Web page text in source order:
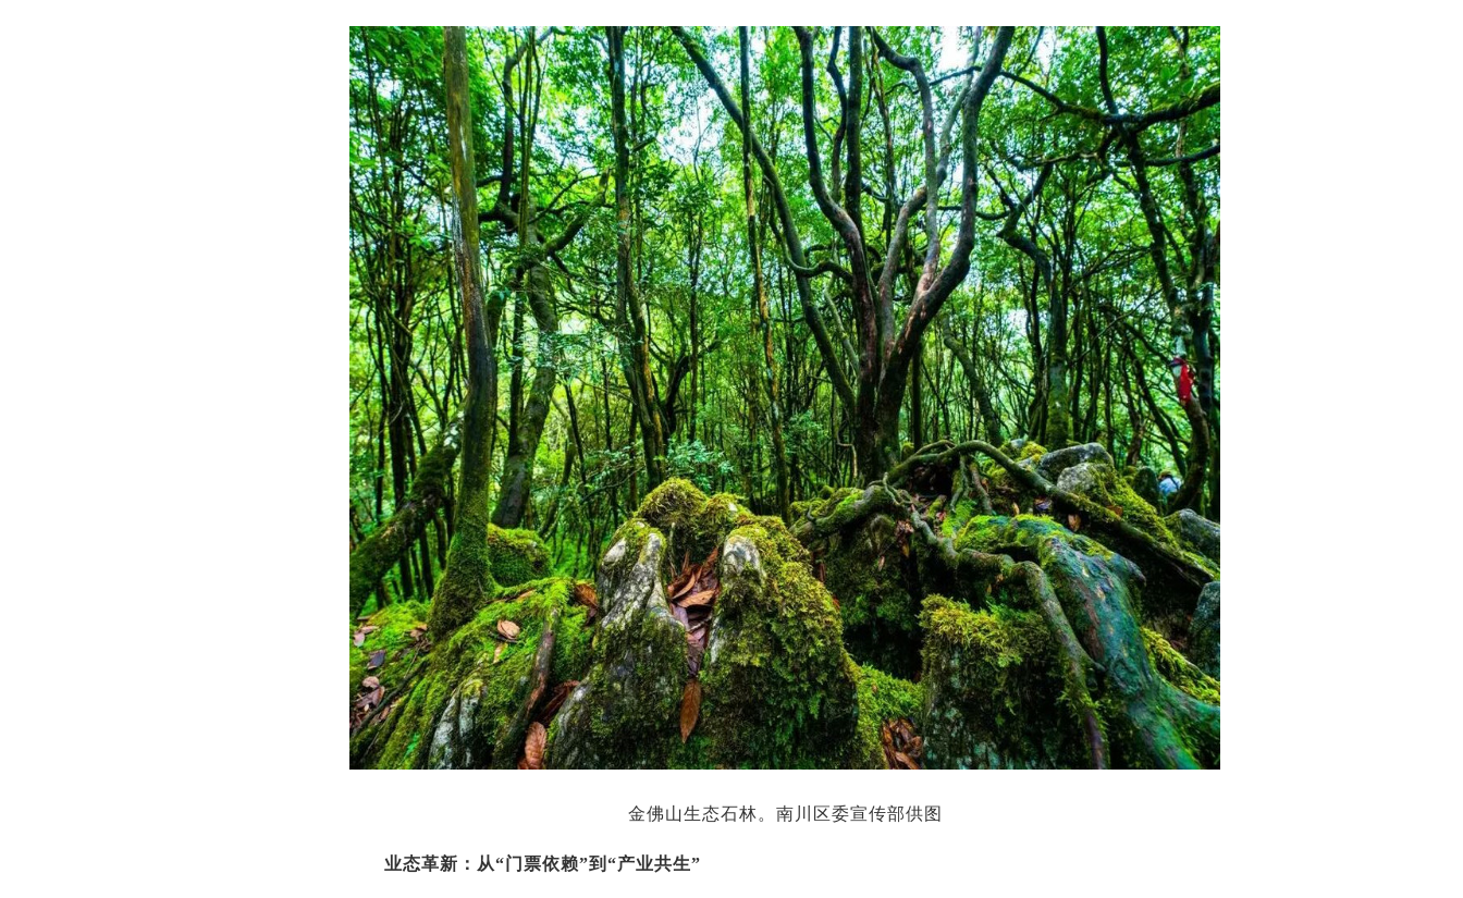
金佛山生态石林。南川区委宣传部供图
业态革新：从“门票依赖”到“产业共生”